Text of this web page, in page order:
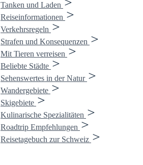
Tanken und Laden
Reiseinformationen
Verkehrsregeln
Strafen und Konsequenzen
Mit Tieren verreisen
Beliebte Städte
Sehenswertes in der Natur
Wandergebiete
Skigebiete
Kulinarische Spezialitäten
Roadtrip Empfehlungen
Reisetagebuch zur Schweiz